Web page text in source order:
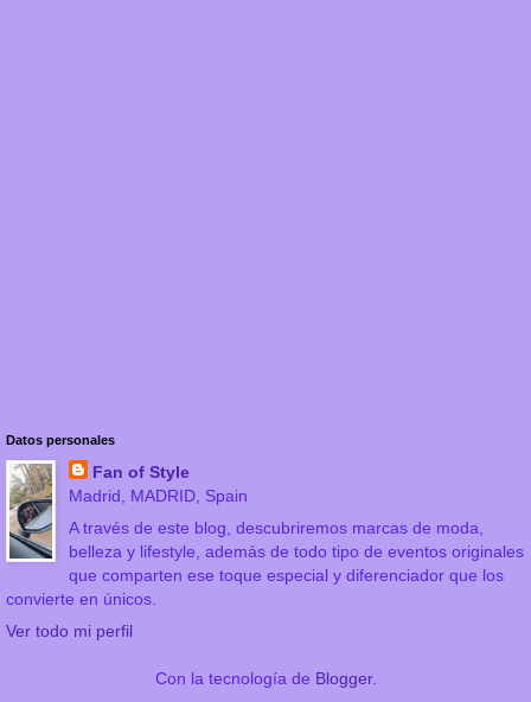
Datos personales
Fan of Style
Madrid, MADRID, Spain
A través de este blog, descubriremos marcas de moda,
belleza y lifestyle, además de todo tipo de eventos originales
que comparten ese toque especial y diferenciador que los
convierte en únicos.
Ver todo mi perfil
Con la tecnología de Blogger.